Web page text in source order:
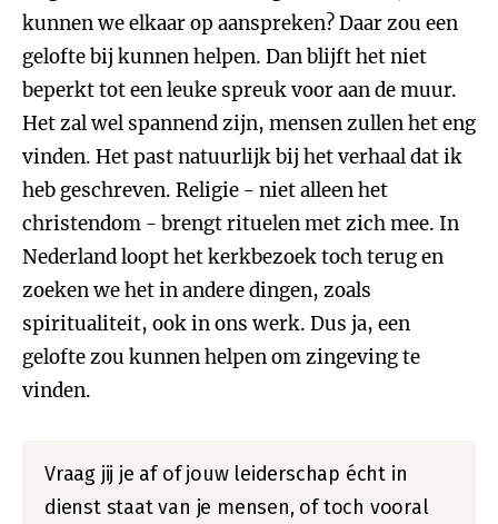
kunnen we elkaar op aanspreken? Daar zou een
gelofte bij kunnen helpen. Dan blijft het niet
beperkt tot een leuke spreuk voor aan de muur.
Het zal wel spannend zijn, mensen zullen het eng
vinden. Het past natuurlijk bij het verhaal dat ik
heb geschreven. Religie - niet alleen het
christendom - brengt rituelen met zich mee. In
Nederland loopt het kerkbezoek toch terug en
zoeken we het in andere dingen, zoals
spiritualiteit, ook in ons werk. Dus ja, een
gelofte zou kunnen helpen om zingeving te
vinden.
Vraag jij je af of jouw leiderschap écht in
dienst staat van je mensen, of toch vooral